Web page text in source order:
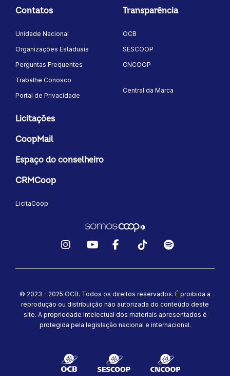
Contatos
Unidade Nacional
Organizações Estaduais
Perguntas Frequentes
Trabalhe Conosco
Portal de Privacidade
Transparência
OCB
SESCOOP
CNCOOP
Central da Marca
Licitações
CoopMail
Espaço do conselheiro
CRMCoop
LicitaCoop
© 2023 - 2025 OCB. Todos os direitos reservados. É proibida a
reprodução ou distribuição não autorizada do conteúdo deste
site. A propriedade intelectual dos materiais apresentados é
protegida pela legislação nacional e internacional.